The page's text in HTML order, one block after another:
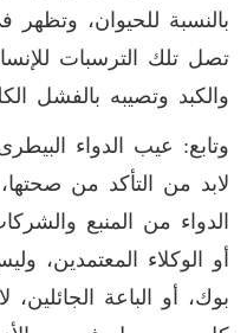
بالنسبة للحيوان، وتظهر
تصل تلك الترسبات
والكبد وتصيبه بالفشل
وتابع: عيب الدواء
لابد من التأكد من
الدواء من المنبع
أو الوكلاء
بوك، أو الباعة